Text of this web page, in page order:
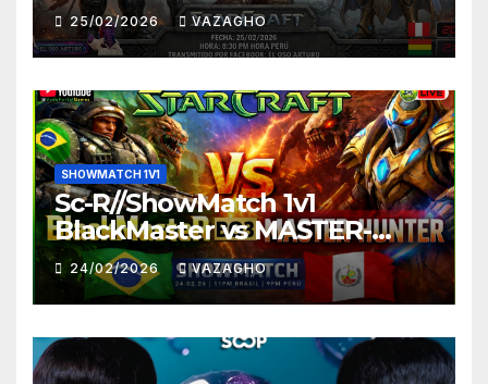
25/02/2026 VAZAGHO
SHOWMATCH 1V1
Sc-R//ShowMatch 1v1
BlackMaster vs MASTER-
HUNTER
24/02/2026 VAZAGHO